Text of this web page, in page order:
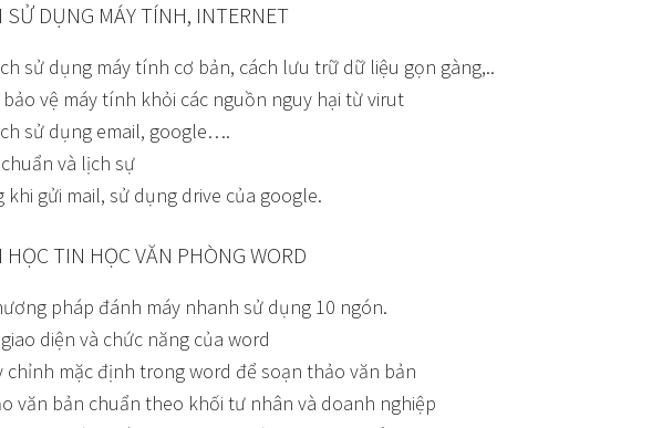
DỤNG MÁY TÍNH, INTERNET
sử dụng máy tính cơ bản, cách lưu trữ dữ liệu gọn gàng,..
vệ máy tính khỏi các nguồn nguy hại từ virut
sử dụng email, google….
và lịch sự
khi gửi mail, sử dụng drive của google.
TIN HỌC VĂN PHÒNG WORD
pháp đánh máy nhanh sử dụng 10 ngón.
diện và chức năng của word
chỉnh mặc định trong word để soạn thảo văn bản
văn bản chuẩn theo khối tư nhân và doanh nghiệp